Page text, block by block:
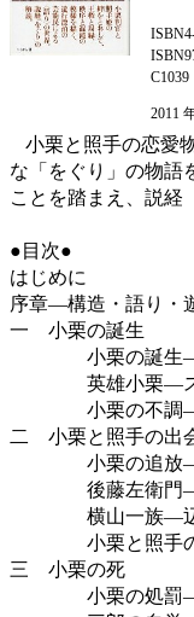
C1039
2011
小栗と照手の恋愛
な「をぐり」の物語
ことを踏まえ、説経
●目次●
はじめに
序章―構造・語り・
一 小栗の誕生
小栗の誕生―本
英雄小栗―ス
小栗の不調―
二 小栗と照手の出
小栗の追放―
後藤左衛門―小
横山一族―辺
小栗と照手の契
三 小栗の死
小栗の処罰―